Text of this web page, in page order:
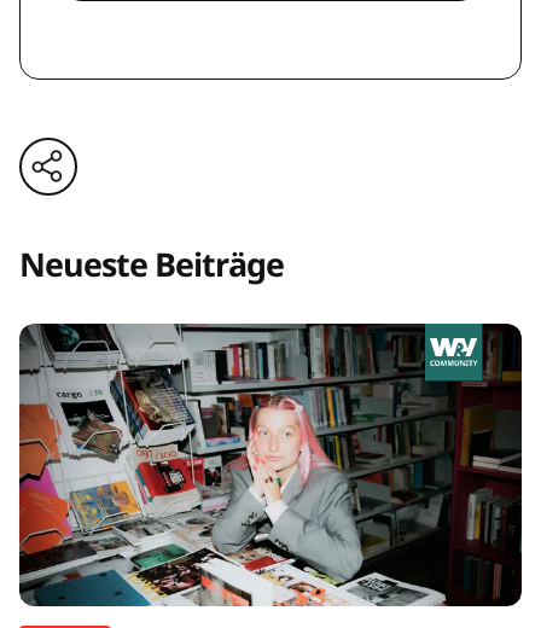
Neueste Beiträge